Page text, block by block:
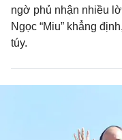
ngờ phủ nhận nhiều
Ngọc “Miu” khẳng
túy.